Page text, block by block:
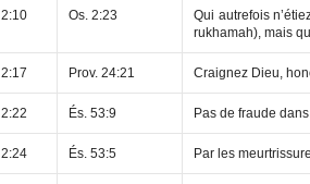
2:10 Os. 2:23
Qui autrefois
rukhamah), mais
2:17 Prov. 24:21 Craignez Dieu,
2:22 És. 53:9 Pas de fraude
2:24 És. 53:5 Par les